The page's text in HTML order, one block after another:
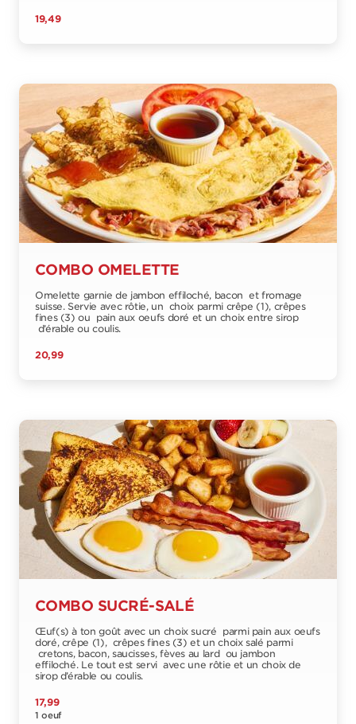
19,49
COMBO OMELETTE
Omelette garnie de jambon effiloché, bacon et fromage
suisse. Servie avec rôtie, un choix parmi crêpe (1), crêpes
fines (3) ou pain aux oeufs doré et un choix entre sirop
d’érable ou coulis.
20,99
COMBO SUCRÉ-SALÉ
Œuf(s) à ton goût avec un choix sucré parmi pain aux oeufs
doré, crêpe (1), crêpes fines (3) et un choix salé parmi
cretons, bacon, saucisses, fèves au lard ou jambon
effiloché. Le tout est servi avec une rôtie et un choix de
sirop d’érable ou coulis.
17,99
1 oeuf